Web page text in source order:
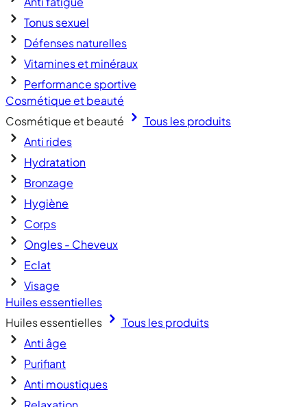
Tonus sexuel
Défenses naturelles
Vitamines et minéraux
Performance sportive
Cosmétique et beauté
Cosmétique et beauté
Tous les produits
Anti rides
Hydratation
Bronzage
Hygiène
Corps
Ongles - Cheveux
Eclat
Visage
Huiles essentielles
Huiles essentielles
Tous les produits
Anti âge
Purifiant
Anti moustiques